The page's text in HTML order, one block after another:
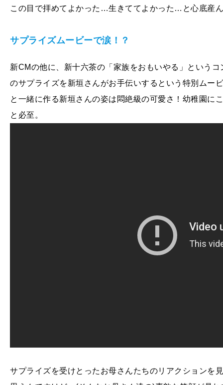
この目で拝めてよかった…生きててよかった…と心底産
サプライズムービーで涙！？
新CMの他に、新十六茶の「家族をおもいやる」という
のサプライズを新垣さんがお手伝いするという特別ムー
と一緒に作る新垣さんの姿は悶絶級の可愛さ！幼稚園
と必至。
サプライズを受けとったお母さんたちのリアクションを